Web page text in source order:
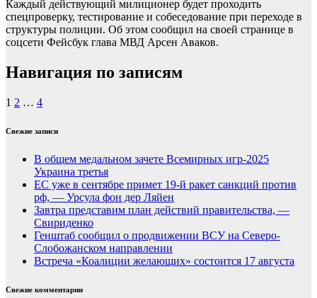
Каждый действующий милиционер будет проходить
спецпроверку, тестирование и собеседование при переходе в
структуры полиции. Об этом сообщил на своей странице в
соцсети Фейсбук глава МВД Арсен Аваков.
Навигация по записям
1 2 … 4
Свежие записи
В общем медальном зачете Всемирных игр-2025
Украина третья
ЕС уже в сентябре примет 19-й ракет санкций против
рф, — Урсула фон дер Ляйен
Завтра представим план действий правительства, —
Свириденко
Генштаб сообщил о продвижении ВСУ на Северо-
Слобожанском направлении
Встреча «Коалиции желающих» состоится 17 августа
Свежие комментарии